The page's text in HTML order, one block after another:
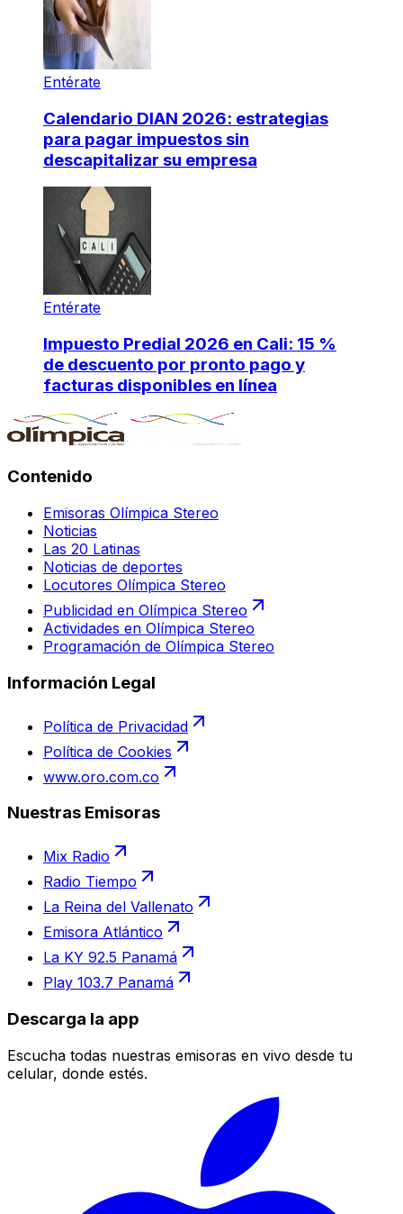
Entérate
Calendario DIAN 2026: estrategias
para pagar impuestos sin
descapitalizar su empresa
Entérate
Impuesto Predial 2026 en Cali: 15 %
de descuento por pronto pago y
facturas disponibles en línea
Contenido
Emisoras Olímpica Stereo
Noticias
Las 20 Latinas
Noticias de deportes
Locutores Olímpica Stereo
Publicidad en Olímpica Stereo
Actividades en Olímpica Stereo
Programación de Olímpica Stereo
Información Legal
Política de Privacidad
Política de Cookies
www.oro.com.co
Nuestras Emisoras
Mix Radio
Radio Tiempo
La Reina del Vallenato
Emisora Atlántico
La KY 92.5 Panamá
Play 103.7 Panamá
Descarga la app
Escucha todas nuestras emisoras en vivo desde tu
celular, donde estés.